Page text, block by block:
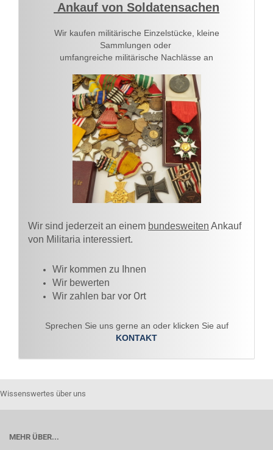
Ankauf von Soldatensachen
Wir kaufen militärische Einzelstücke, kleine
Sammlungen oder
umfangreiche militärische Nachlässe an
Wir sind jederzeit an einem bundesweiten Ankauf
von Militaria interessiert.
Wir kommen zu Ihnen​
Wir bewerten
Wir zahlen bar vor Ort
Sprechen Sie uns gerne an oder klicken Sie auf
KONTAKT
Wissenswertes über uns
MEHR ÜBER...